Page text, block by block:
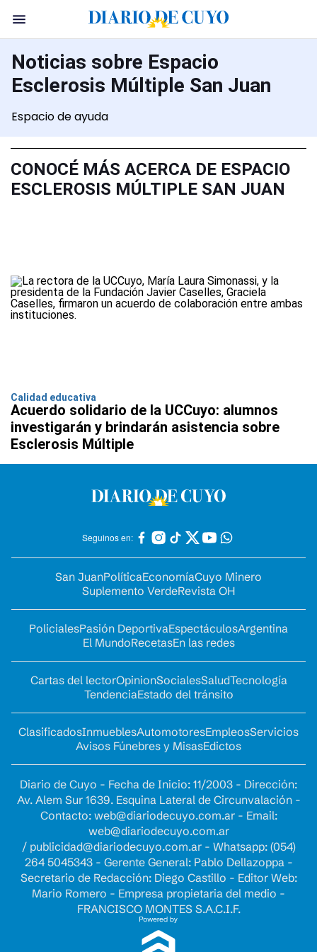
Noticias sobre Espacio
Esclerosis Múltiple San Juan
Espacio de ayuda
CONOCÉ MÁS ACERCA DE ESPACIO
ESCLEROSIS MÚLTIPLE SAN JUAN
Calidad educativa
Acuerdo solidario de la UCCuyo: alumnos
investigarán y brindarán asistencia sobre
Esclerosis Múltiple
Seguinos en:
San JuanPolíticaEconomíaCuyo Minero
Suplemento VerdeRevista OH
PolicialesPasión DeportivaEspectáculosArgentina
El MundoRecetasEn las redes
Cartas del lectorOpinionSocialesSaludTecnología
TendenciaEstado del tránsito
ClasificadosInmueblesAutomotoresEmpleosServicios
Avisos Fúnebres y MisasEdictos
Diario de Cuyo - Fecha de Inicio: 11/2003 - Dirección:
Av. Alem Sur 1639. Esquina Lateral de Circunvalación -
Contacto: web@diariodecuyo.com.ar- Email:
web@diariodecuyo.com.ar
/ publicidad@diariodecuyo.com.ar- Whatsapp: (054)
264 5045343 - Gerente General: Pablo Dellazoppa -
Secretario de Redacción: Diego Castillo - Editor Web:
Mario Romero - Empresa propietaria del medio -
FRANCISCO MONTES S.A.C.I.F.